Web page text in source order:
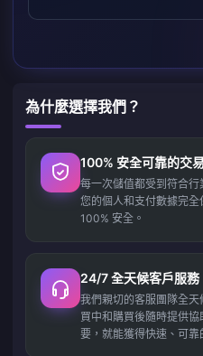
為什麼選擇我們？
100% 安全可靠的交易
每一次儲值都受到符合
您的個人和支付數據完
100% 安全。
24/7 全天候客戶服務
我們親切的客服團隊全
買中和購買後隨時提供
要，就能獲得快速、可靠